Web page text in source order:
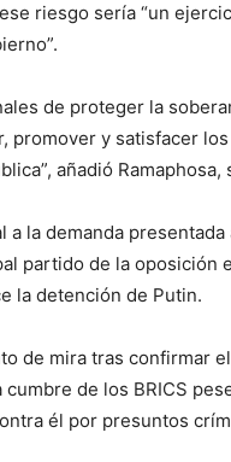
riesgo sería “un
de proteger la
promover y satisfacer
añadió
a la demanda
partido de la oposición
la detención de Putin.
de mira tras confirmar
de los BRICS
él por presuntos